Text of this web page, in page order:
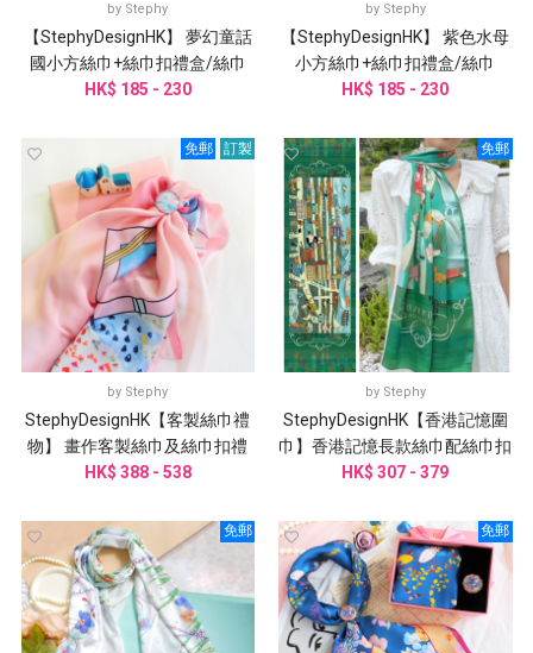
by Stephy
【StephyDesignHK】 夢幻童話
國小方絲巾+絲巾扣禮盒/絲巾
HK$ 185 - 230
by Stephy
【StephyDesignHK】 紫色水母
小方絲巾+絲巾扣禮盒/絲巾
HK$ 185 - 230
免郵 訂製
by Stephy
StephyDesignHK【客製絲巾禮
物】 畫作客製絲巾及絲巾扣禮
盒| 客製謝師禮物
HK$ 388 - 538
免郵
by Stephy
StephyDesignHK【香港記憶圍
巾】香港記憶長款絲巾配絲巾扣
高貴禮盒
HK$ 307 - 379
免郵 免郵